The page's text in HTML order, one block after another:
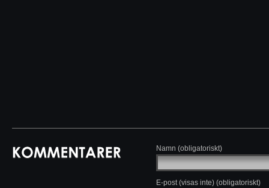
Namn (obligatoriskt)
E-post (visas inte) (obligatoriskt)